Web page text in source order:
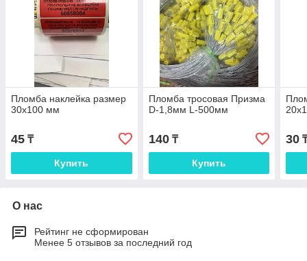
Пломба наклейка размер
30х100 мм
45 ₸
Купить
Пломба тросовая Призма
D-1,8мм L-500мм
140₸
Купить
30
О нас
Рейтинг не сформирован
Менее 5 отзывов за последний год